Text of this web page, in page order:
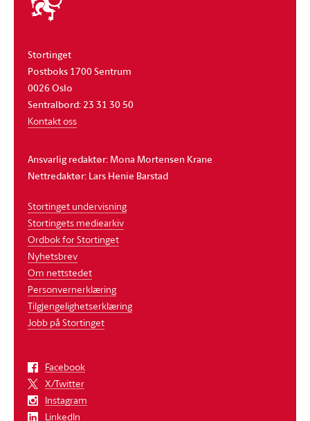
stortinget
Stortinget
Postboks 1700 Sentrum
0026 Oslo
Sentralbord: 23 31 30 50
Kontakt oss
Ansvarlig redaktør: Mona Mortensen Krane
Nettredaktør: Lars Henie Barstad
Stortinget undervisning
Stortingets mediearkiv
Ordbok for Stortinget
Nyhetsbrev
Om nettstedet
Personvernerklæring
Tilgjengelighetserklæring
Jobb på Stortinget
Facebook
X/Twitter
Instagram
LinkedIn